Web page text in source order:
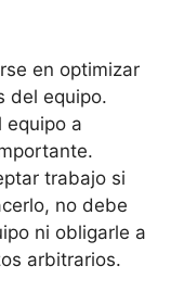
en optimizar
del equipo.
equipo a
trabajo si
no debe
ni obligarle a
arbitrarios.